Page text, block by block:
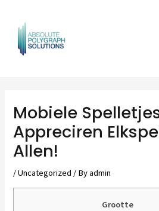
content
Mobiele
Appreciren
Allen!
/Uncategorized / Byadmin
Grootte